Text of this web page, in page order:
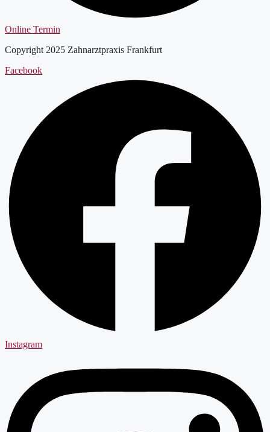
Online Termin
Copyright 2025 Zahnarztpraxis Frankfurt
Facebook
Instagram